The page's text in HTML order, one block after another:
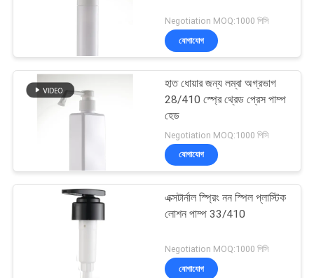
দীর্ঘ অগ্রভাগ স্প্রে পাম্প
গ্যালন হ্যান্ড স্যানিটাইজার
পাম্প
Negotiation MOQ:1000 পিসি
যোগাযোগ
হাত ধোয়ার জন্য লম্বা অগ্রভাগ
28/410 স্প্রে থ্রেড প্রেস পাম্প
হেড
Negotiation MOQ:1000 পিসি
যোগাযোগ
এক্সটার্নাল স্প্রিং নন স্পিল প্লাস্টিক
লোশন পাম্প 33/410
Negotiation MOQ:1000 পিসি
যোগাযোগ